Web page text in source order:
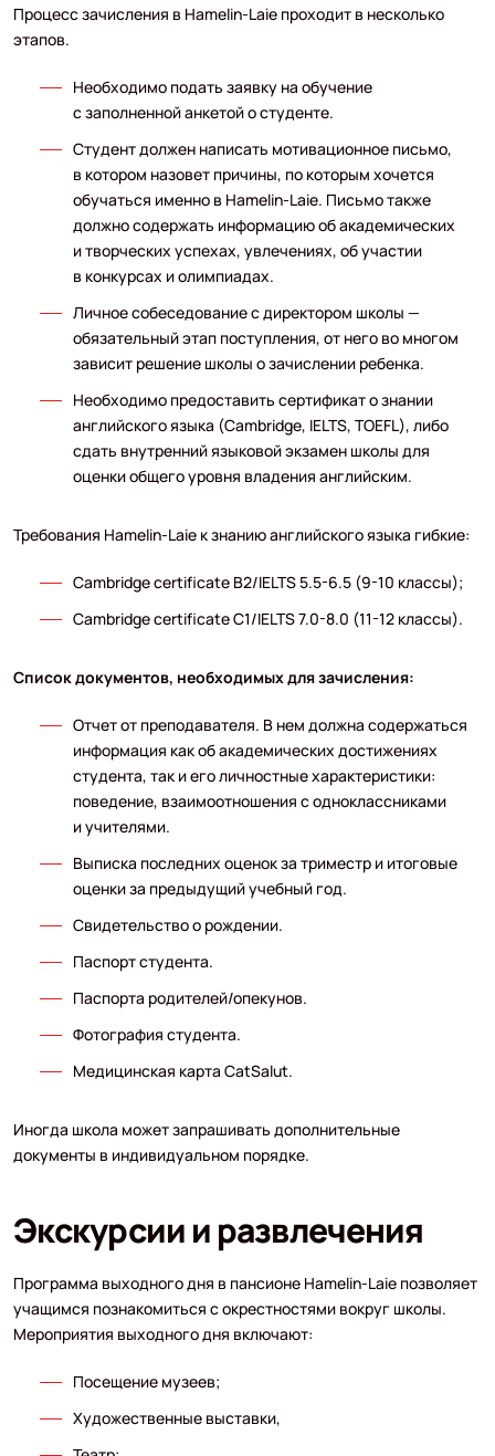
Процесс зачисления в Hamelin-Laie проходит в несколько
этапов.
Необходимо подать заявку на обучение
с заполненной анкетой о студенте.
Студент должен написать мотивационное письмо,
в котором назовет причины, по которым хочется
обучаться именно в Hamelin-Laie. Письмо также
должно содержать информацию об академических
и творческих успехах, увлечениях, об участии
в конкурсах и олимпиадах.
Личное собеседование с директором школы —
обязательный этап поступления, от него во многом
зависит решение школы о зачислении ребенка.
Необходимо предоставить сертификат о знании
английского языка (Cambridge, IELTS, TOEFL), либо
сдать внутренний языковой экзамен школы для
оценки общего уровня владения английским.
Требования Hamelin-Laie к знанию английского языка гибкие:
Cambridge certificate B2/IELTS 5.5-6.5 (9-10 классы);
Cambridge certificate C1/IELTS 7.0-8.0 (11-12 классы).
Список документов, необходимых для зачисления:
Отчет от преподавателя. В нем должна содержаться
информация как об академических достижениях
студента, так и его личностные характеристики:
поведение, взаимоотношения с одноклассниками
и учителями.
Выписка последних оценок за триместр и итоговые
оценки за предыдущий учебный год.
Свидетельство о рождении.
Паспорт студента.
Паспорта родителей/опекунов.
Фотография студента.
Медицинская карта CatSalut.
Иногда школа может запрашивать дополнительные
документы в индивидуальном порядке.
Экскурсии и развлечения
Программа выходного дня в пансионе Hamelin-Laie позволяет
учащимся познакомиться с окрестностями вокруг школы.
Мероприятия выходного дня включают:
Посещение музеев;
Художественные выставки,